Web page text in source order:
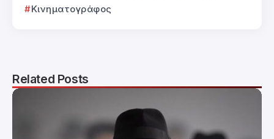
Κινηματογράφος
Related Posts